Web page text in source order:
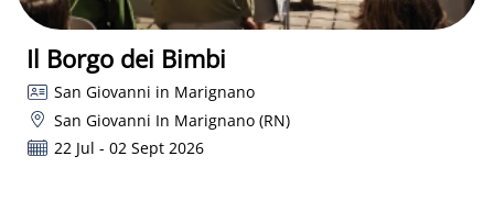
Il Borgo dei Bimbi
San Giovanni in Marignano
San Giovanni In Marignano (RN)
22 Jul - 02 Sept 2026